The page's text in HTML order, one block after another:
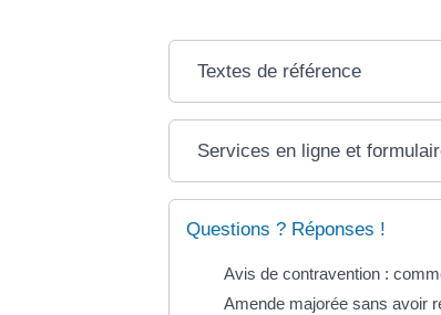
Textes de référence
Services en ligne et
Questions ? Réponses !
Avis de contravention :
Amende majorée sans avoir